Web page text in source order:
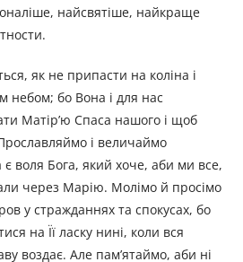
найсвятіше, найкраще
як не припасти на коліна і
небом; бо Вона і для нас
Матір’ю Спаса нашого і щоб
і величаймо
є воля Бога, який хоче, аби ми все,
через Марію. Молімо й просімо
у стражданнях та спокусах, бо
на Її ласку нині, коли вся
воздає. Але пам’ятаймо, аби ні